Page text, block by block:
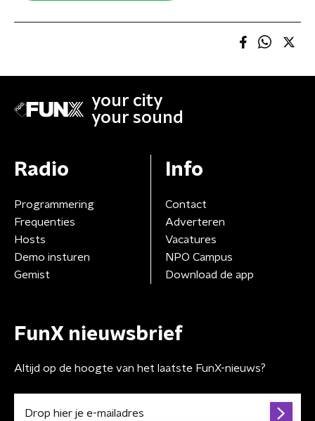
your city
your sound
Radio
Programmering
Frequenties
Hosts
Demo insturen
Gemist
Info
Contact
Adverteren
Vacatures
NPO Campus
Download de app
FunX nieuwsbrief
Altijd op de hoogte van het laatste FunX-nieuws?